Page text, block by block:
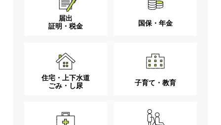
届出
証明・税金
国保・年金
住宅・上下水道
ごみ・し尿
子育て・教育